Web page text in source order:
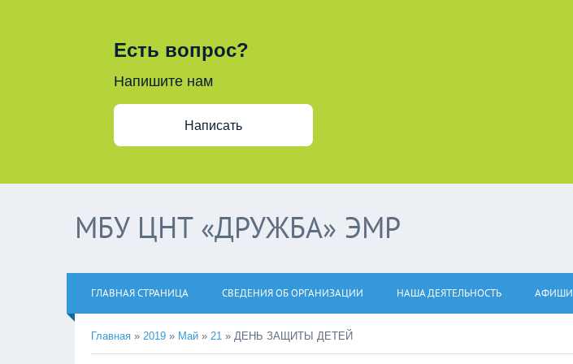
Есть вопрос?
Напишите нам
Написать
МБУ ЦНТ «ДРУЖБА» ЭМР
ГЛАВНАЯ СТРАНИЦА СВЕДЕНИЯ ОБ ОРГАНИЗАЦИИ НАША ДЕЯТЕЛЬНОСТЬ АФИШИ
Главная » 2019 » Май » 21 » ДЕНЬ ЗАЩИТЫ ДЕТЕЙ